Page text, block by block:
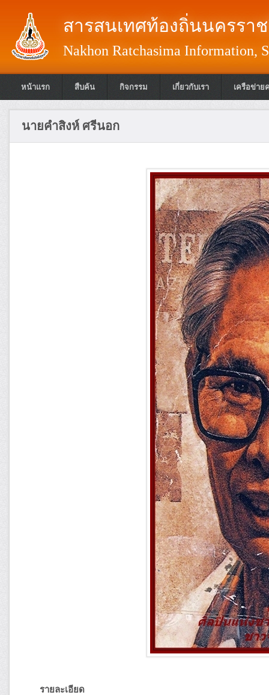
สารสนเทศท้องถิ่นนครรา
Nakhon Ratchasima Information,
หน้าแรก สืบค้น กิจกรรม เกี่ยวกับเรา เครือข่าย
นายคำสิงห์ ศรีนอก
รายละเอียด